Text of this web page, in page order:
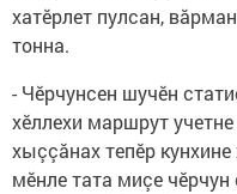
хатӗрлет пулсан,
тонна.
- Чӗрчунсен шучӗн
хӗллехи маршрут
хыççăнах те­пӗр
мӗнле тата миçе чӗр­чун